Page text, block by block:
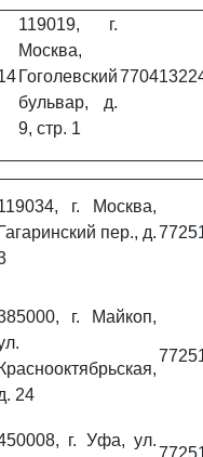
119019, г.
Москва,
Гоголевский
бульвар, д.
9, стр. 1
г. Москва,
Гагаринский пер., д.
г. Майкоп,
Краснооктябрьская,
24
г. Уфа, ул.